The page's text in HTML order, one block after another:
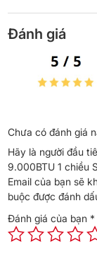
tỏa đều đến mọi
Chế độ đảo gió tự
việc làm lạnh.
Chế độ nhớ vị trí
chọn vị trí dừng bất
Đánh giá
Chưa có đánh giá
Hãy là người đầu
9.000BTU 1 chiều
Email của bạn sẽ
buộc được đánh
Đánh giá của bạn *